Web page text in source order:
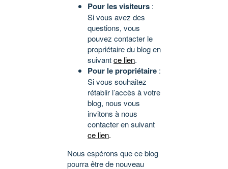
Pour les visiteurs :
Si vous avez des
questions, vous
pouvez contacter le
propriétaire du blog en
suivantce lien.
Pour le propriétaire :
Si vous souhaitez
rétablir l’accès à votre
blog, nous vous
invitons à nous
contacter en suivant
ce lien.
Nous espérons que ce blog
pourra être de nouveau